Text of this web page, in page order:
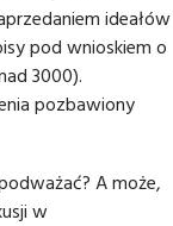
ideałów
pod wnioskiem o
3000).
pozbawiony
A może,
w